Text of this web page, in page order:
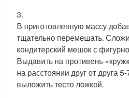
3.
В приготовленную массу
тщательно перемешать.
кондитерский мешок с
Выдавить на противень
на расстоянии друг от друга
выложить тесто ложкой.